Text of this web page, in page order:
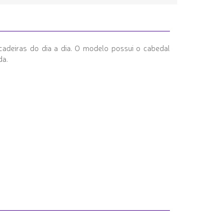
do dia a dia. O modelo possui o cabedal